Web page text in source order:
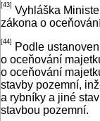
[43] Vyhláška
zákona o
[44]
Podle
o oceňování
o oceňování
stavby pozemní,
a rybníky a jiné
stavbou pozemní.